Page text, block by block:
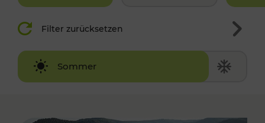
Filter zurücksetzen
Sommer
Winter